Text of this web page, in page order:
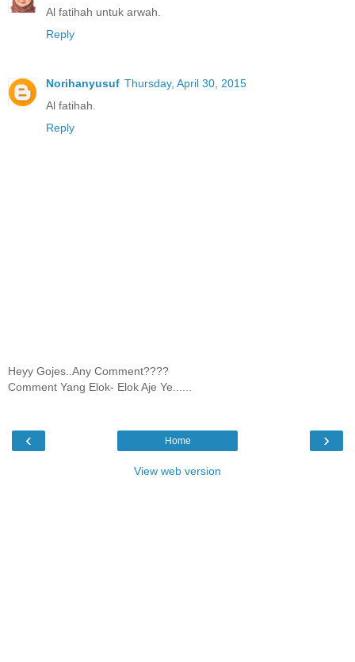
Al fatihah untuk arwah.
Reply
Norihanyusuf Thursday, April 30, 2015
Al fatihah.
Reply
Heyy Gojes..Any Comment????
Comment Yang Elok- Elok Aje Ye......
‹ ›
Home
View web version